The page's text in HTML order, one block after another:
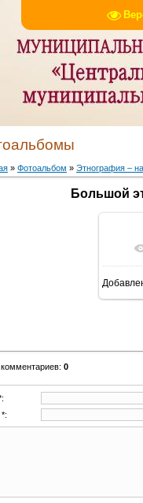
» Фотоальбом » Этнография –
Большой
комментариев: 0
*: